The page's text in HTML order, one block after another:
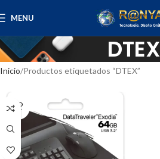
MENU
DTEX
Inicio Productos etiquetados “DTEX”
SOLD
OUT